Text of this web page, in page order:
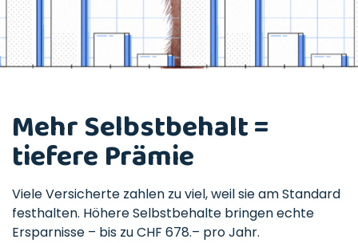
Mehr Selbstbehalt =
tiefere Prämie
Viele Versicherte zahlen zu viel, weil sie am Standard
festhalten. Höhere Selbstbehalte bringen echte
Ersparnisse – bis zu CHF 678.– pro Jahr.